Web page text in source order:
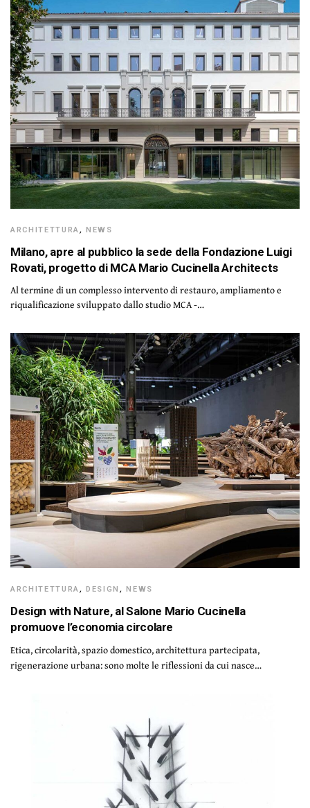
ARCHITETTURA,NEWS
Milano, apre al pubblico la sede della Fondazione Luigi
Rovati, progetto di MCA Mario Cucinella Architects
Al termine di un complesso intervento di restauro, ampliamento e
riqualificazione sviluppato dallo studio MCA -…
ARCHITETTURA,DESIGN,NEWS
Design with Nature, al Salone Mario Cucinella
promuove l’economia circolare
Etica, circolarità, spazio domestico, architettura partecipata,
rigenerazione urbana: sono molte le riflessioni da cui nasce…